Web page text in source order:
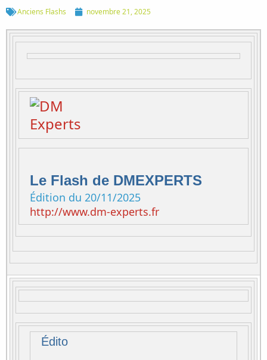
Anciens Flashs novembre 21, 2025
Le Flash de DMEXPERTS
Édition du 20/11/2025
http://www.dm-experts.fr
Édito